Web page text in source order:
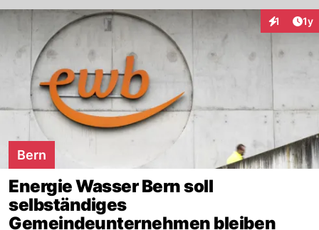
1 1y
Bern
Energie Wasser Bern soll
selbständiges
Gemeindeunternehmen bleiben